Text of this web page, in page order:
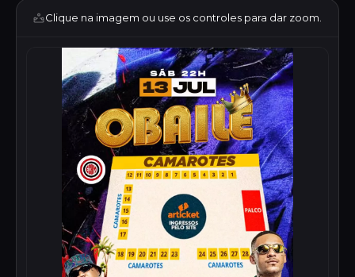
Clique na imagem ou use os controles para dar zoom.